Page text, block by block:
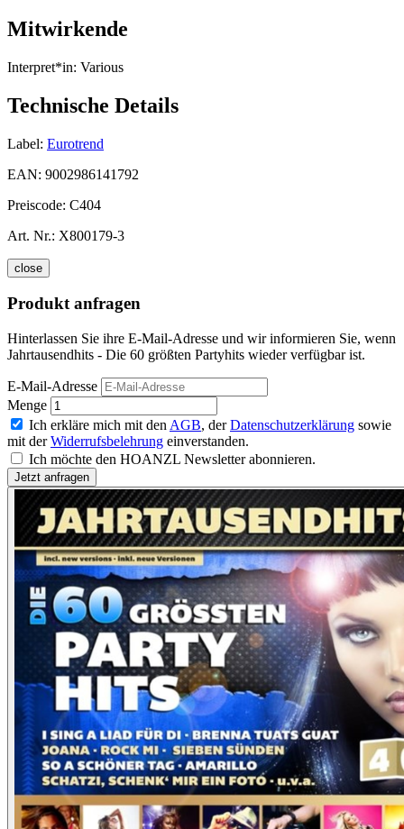
Mitwirkende
Interpret*in: Various
Technische Details
Label: Eurotrend
EAN: 9002986141792
Preiscode: C404
Art. Nr.: X800179-3
close
Produkt anfragen
Hinterlassen Sie ihre E-Mail-Adresse und wir informieren Sie, wenn
Jahrtausendhits - Die 60 größten Partyhits wieder verfügbar ist.
E-Mail-Adresse
Menge
Ich erkläre mich mit den AGB, derDatenschutzerklärung sowie
mit derWiderrufsbelehrung einverstanden.
Ich möchte den HOANZL Newsletter abonnieren.